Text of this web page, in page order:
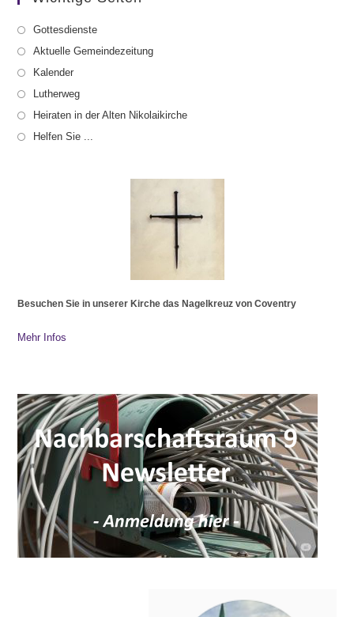
Gottesdienste
Aktuelle Gemeindezeitung
Kalender
Lutherweg
Heiraten in der Alten Nikolaikirche
Helfen Sie ...
Besuchen Sie in unserer Kirche das Nagelkreuz von Coventry
Mehr Infos